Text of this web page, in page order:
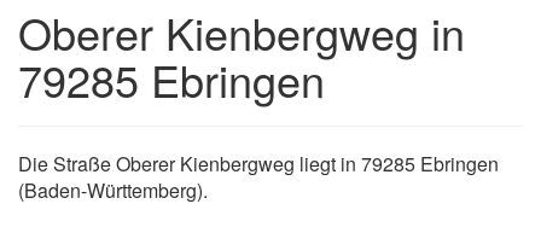
Oberer Kienbergweg in
79285 Ebringen
Die Straße Oberer Kienbergweg liegt in 79285 Ebringen
(Baden-Württemberg).